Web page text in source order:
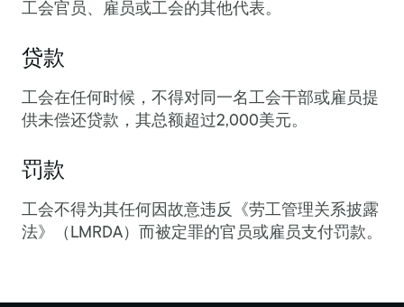
工会官员、雇员或工会的其他代表。
贷款
工会在任何时候，不得对同一名工会干部或雇员提
供未偿还贷款，其总额超过2,000美元。
罚款
工会不得为其任何因故意违反《劳工管理关系披露
法》（LMRDA）而被定罪的官员或雇员支付罚款。